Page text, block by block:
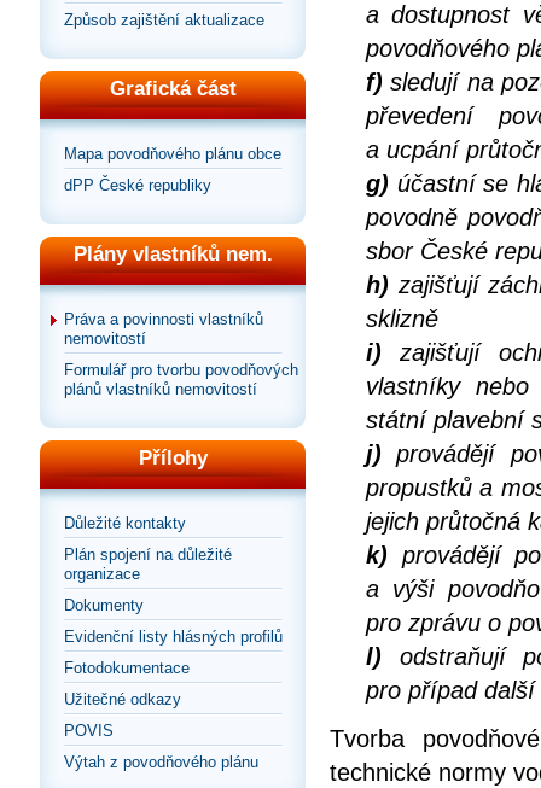
Způsob zajištění aktualizace
Grafická část
Mapa povodňového plánu obce
dPP České republiky
Plány vlastníků nem.
Práva a povinnosti vlastníků
nemovitostí
Formulář pro tvorbu povodňových
plánů vlastníků nemovitostí
Přílohy
Důležité kontakty
Plán spojení na důležité
organizace
Dokumenty
Evidenční listy hlásných profilů
Fotodokumentace
Užitečné odkazy
POVIS
Výtah z povodňového plánu
a dostupnost
povodňového
f) sledují na
převedení
a ucpání
g) účastní se
povodně
sbor České
h) zajišťují
sklizně
i) zajišťují
vlastníky
státní plavební
j) provádějí
propustků a
jejich průtočná
k) provádějí
a výši
pro zprávu o
l) odstraňují
pro případ další
Tvorba
technické normy